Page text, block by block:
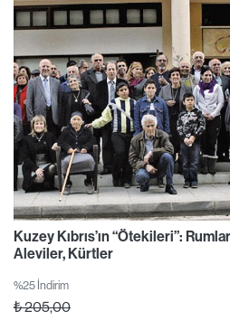
Kuzey Kıbrıs’ın “Ötekileri”:
Aleviler, Kürtler
%25 İndirim
₺205,00